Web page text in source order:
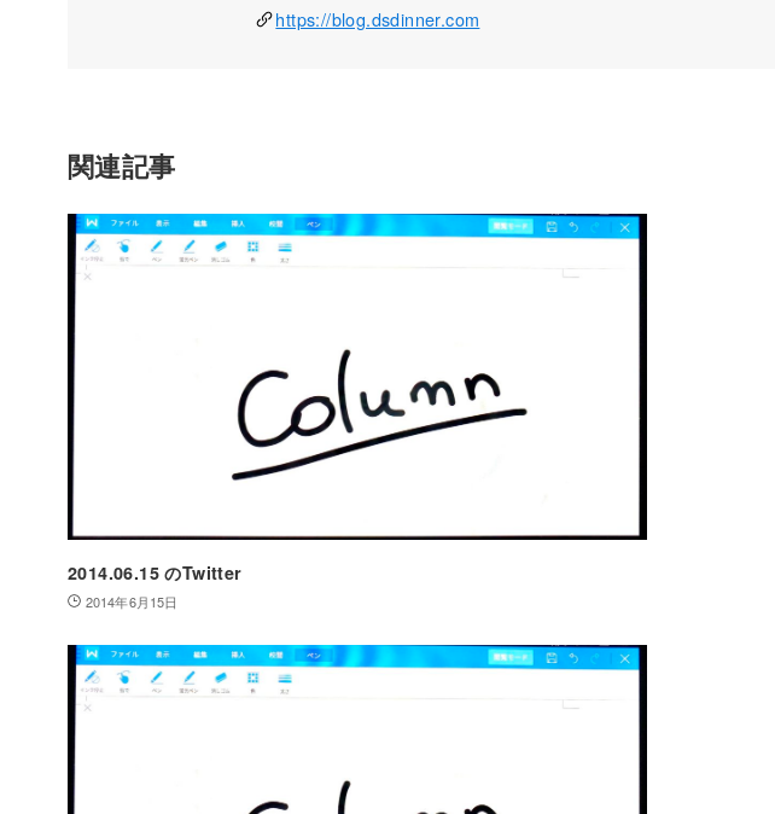
https://blog.dsdinner.com
関連記事
2014.06.15 のTwitter
2014年6月15日